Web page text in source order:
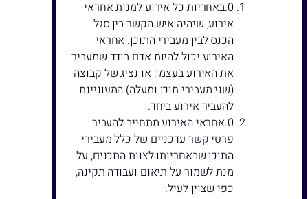
באחריות כל אירוע למנות אחראי
אירוע, שיהיה איש הקשר בין סגל
הכנס לבין מעבירי התוכן. אחראי
האירוע יכול להיות אדם בודד שמעביר
את האירוע בעצמו, או נציג של קבוצה
(שני מעבירי תוכן ומעלה) המעוניינת
להעביר אירוע ביחד.
אחראי האירוע מתחייב להעביר
פרטי קשר עדכניים של כלל מעבירי
התוכן שבאחריותו לצוות התכנים, על
מנת לשמור על תיאום ועבודה תקינה,
כפי שצוין לעיל.